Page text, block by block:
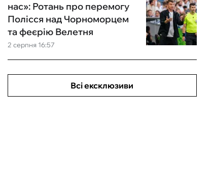
2 серпня 16:57
нас»: Ротань про перемогу
Полісся над Чорноморцем
та феєрію Велетня
Всі ексклюзиви